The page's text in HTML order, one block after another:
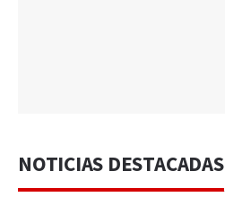
NOTICIAS DESTACADAS